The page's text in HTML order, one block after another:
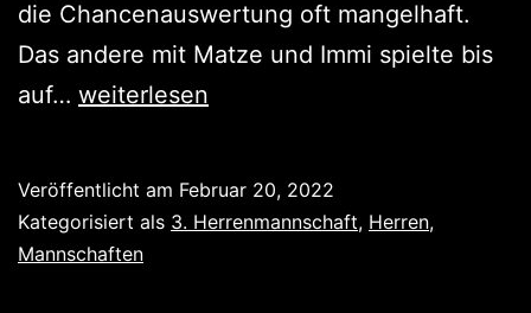
die Chancenauswertung oft mangelhaft.
Das andere mit Matze und Immi spielte bis
auf… Deutlicher
den
Tabellenzweiten
weiterlesen
Veröffentlicht am Februar 20, 2022
Kategorisiert als 3. Herrenmannschaft, Herren,
Mannschaften